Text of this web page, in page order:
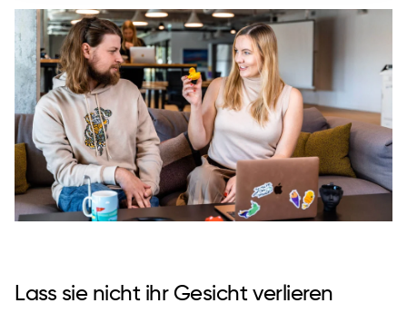
Lass sie nicht ihr Gesicht verlieren